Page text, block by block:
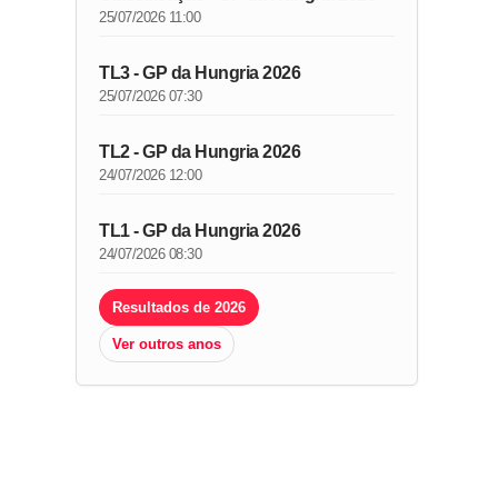
25/07/2026 11:00
TL3 - GP da Hungria 2026
25/07/2026 07:30
TL2 - GP da Hungria 2026
24/07/2026 12:00
TL1 - GP da Hungria 2026
24/07/2026 08:30
Resultados de 2026
Ver outros anos